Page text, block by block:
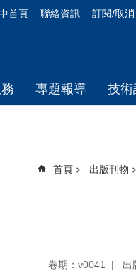
首頁 聯絡資訊 訂閱/取消
專題報導 技術
首頁 出版刊物
卷期：v0041 出